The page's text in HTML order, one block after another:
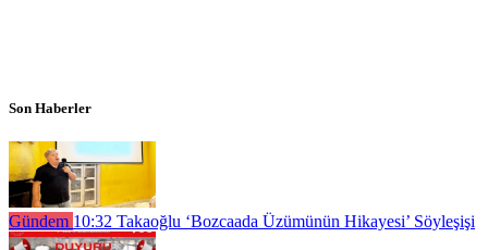
Son Haberler
Gündem 10:32 Takaoğlu ‘Bozcaada Üzümünün Hikayesi’ Söyleşişi